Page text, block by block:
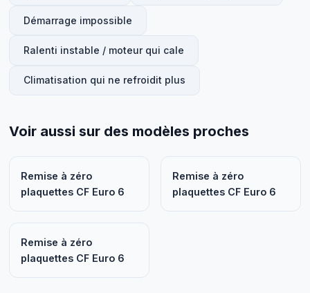
Démarrage impossible
Ralenti instable / moteur qui cale
Climatisation qui ne refroidit plus
Voir aussi sur des modèles proches
Remise à zéro
plaquettes CF Euro 6
Remise à zéro
plaquettes CF Euro 6
Remise à zéro
plaquettes CF Euro 6